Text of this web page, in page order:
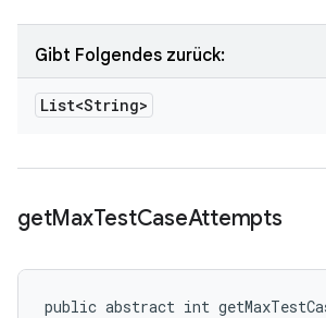
Gibt Folgendes zurück:
List<String>
getMaxTestCaseAttempts
public abstract int